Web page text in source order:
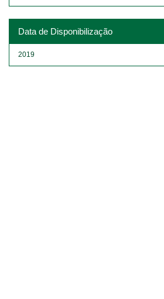
Data de Disponibilização
2019